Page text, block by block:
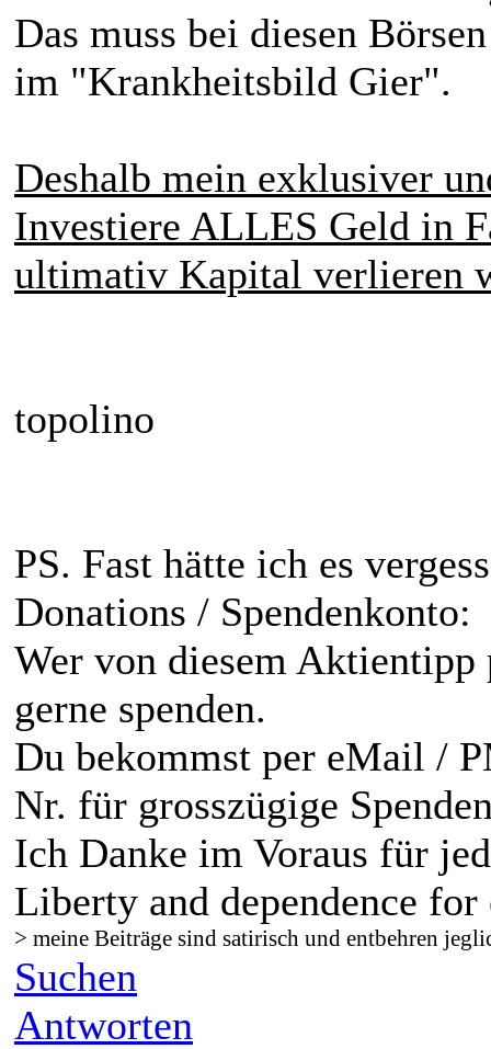
Das muss bei diesen
im "Krankheitsbild Gier".
Deshalb mein exklusiver
Investiere ALLES Geld in
ultimativ Kapital verlieren
topolino
PS. Fast hätte ich es
Donations / Spendenkonto:
Wer von diesem
gerne spenden.
Du bekommst per eMail /
Nr. für grosszügige
Ich Danke im Voraus für
Liberty and dependence for
> meine Beiträge sind satirisch und entbehren
Suchen
Antworten